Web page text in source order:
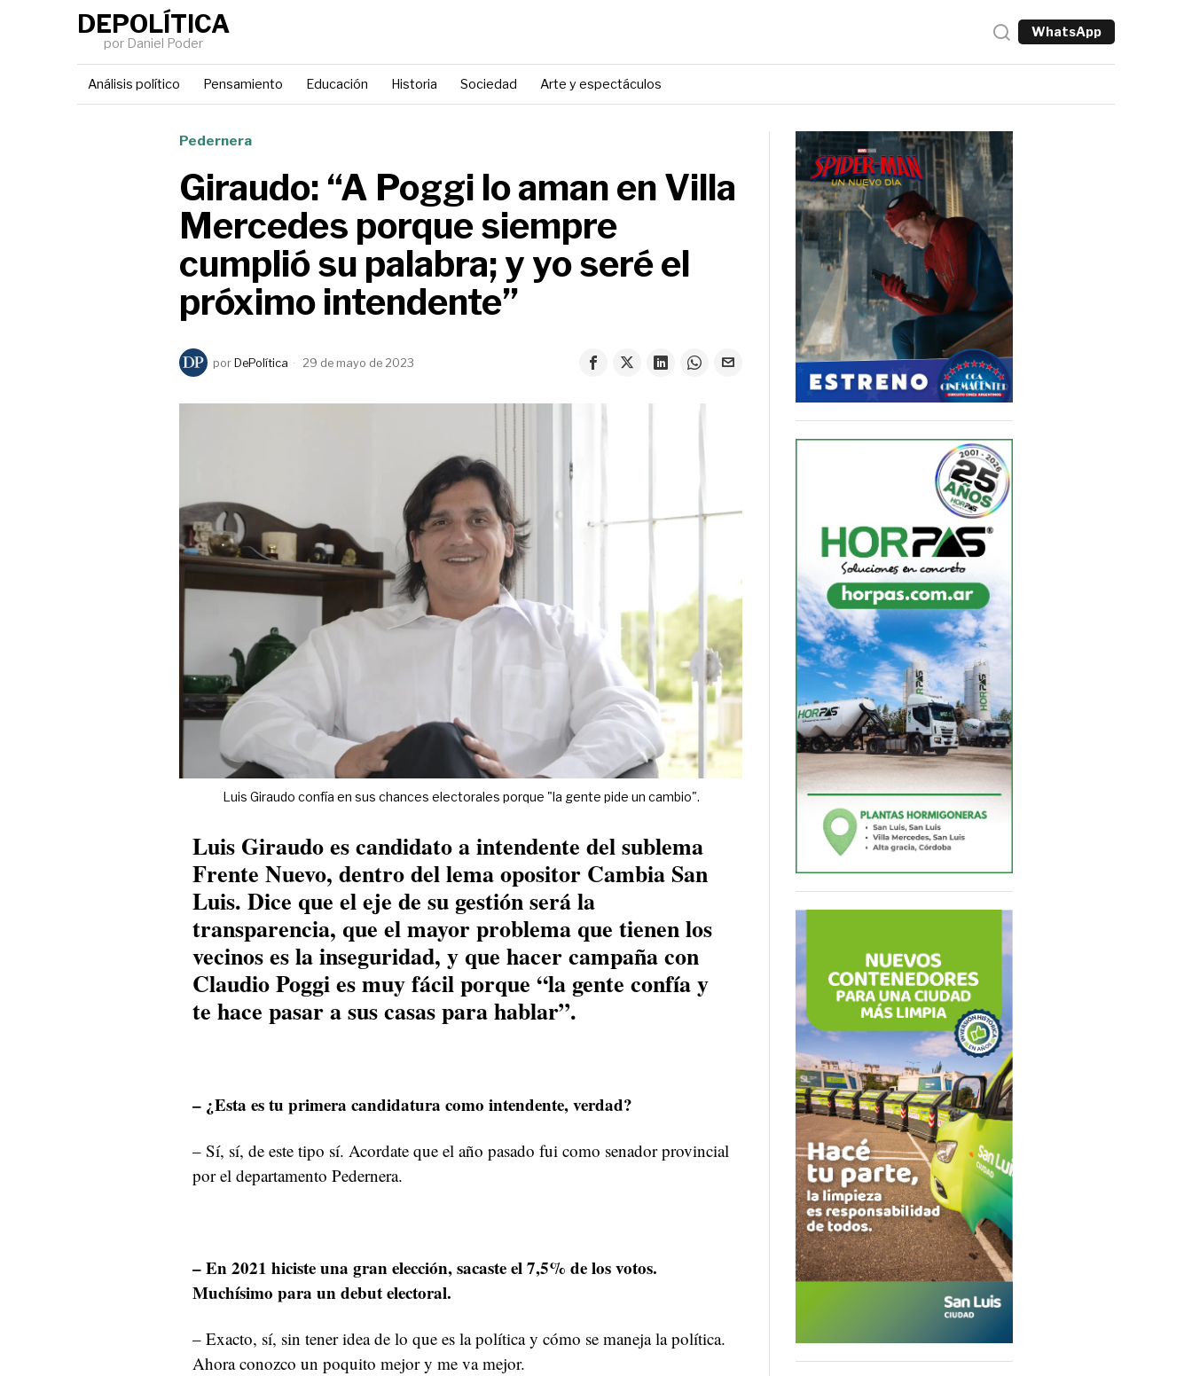
DEPOLÍTICA
por Daniel Poder
WhatsApp
Análisis político Pensamiento Educación Historia Sociedad Arte y espectáculos
Pedernera
Giraudo: “A Poggi lo aman en Villa
Mercedes porque siempre
cumplió su palabra; y yo seré el
próximo intendente”
por DePolítica 29 de mayo de 2023
Luis Giraudo confía en sus chances electorales porque "la gente pide un cambio".
Luis Giraudo es candidato a intendente del sublema
Frente Nuevo, dentro del lema opositor Cambia San
Luis. Dice que el eje de su gestión será la
transparencia, que el mayor problema que tienen los
vecinos es la inseguridad, y que hacer campaña con
Claudio Poggi es muy fácil porque “la gente confía y
te hace pasar a sus casas para hablar”.
– ¿Esta es tu primera candidatura como intendente, verdad?
– Sí, sí, de este tipo sí. Acordate que el año pasado fui como senador provincial
por el departamento Pedernera.
– En 2021 hiciste una gran elección, sacaste el 7,5% de los votos.
Muchísimo para un debut electoral.
– Exacto, sí, sin tener idea de lo que es la política y cómo se maneja la política.
Ahora conozco un poquito mejor y me va mejor.